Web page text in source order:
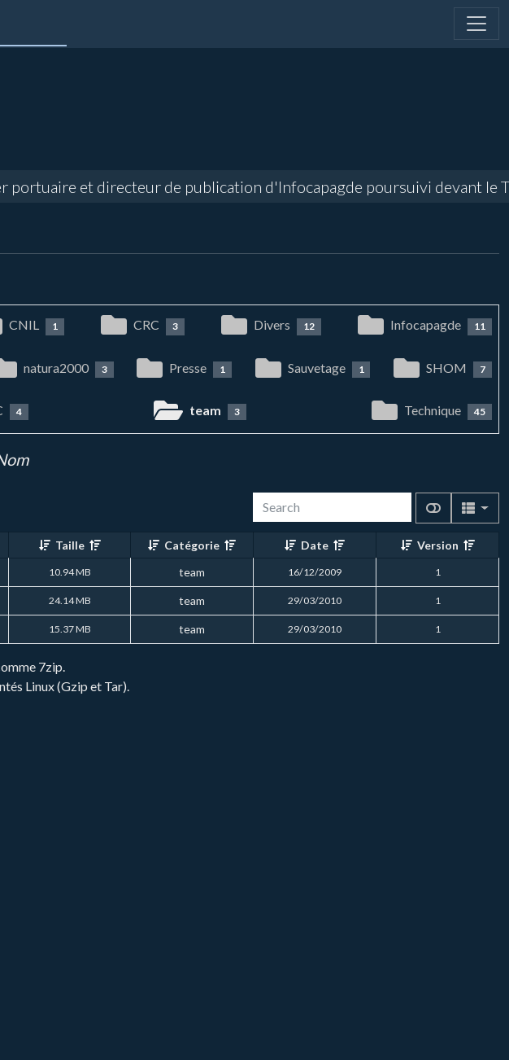
et directeur de publication d'Infocapagde poursuivi devant le
CNIL 1 CRC 3 Divers 12 Infocapagde 11
natura2000 3 Presse 1 Sauvetage 1 SHOM 7
4 team 3 Technique 45
Taille Catégorie Date
Version
10.94 MB team 16/12/2009 1
24.14 MB team 29/03/2010 1
15.37 MB team 29/03/2010 1
7zip.
Linux (Gzip et Tar).